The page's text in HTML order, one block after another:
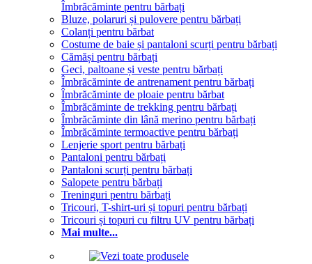
Îmbrăcăminte pentru bărbați
Bluze, polaruri și pulovere pentru bărbați
Colanți pentru bărbat
Costume de baie și pantaloni scurți pentru bărbați
Cămăși pentru bărbați
Geci, paltoane și veste pentru bărbați
Îmbrăcăminte de antrenament pentru bărbați
Îmbrăcăminte de ploaie pentru bărbat
Îmbrăcăminte de trekking pentru bărbați
Îmbrăcăminte din lână merino pentru bărbați
Îmbrăcăminte termoactive pentru bărbați
Lenjerie sport pentru bărbați
Pantaloni pentru bărbați
Pantaloni scurți pentru bărbați
Salopete pentru bărbați
Treninguri pentru bărbați
Tricouri, T-shirt-uri și topuri pentru bărbați
Tricouri și topuri cu filtru UV pentru bărbați
Mai multe...